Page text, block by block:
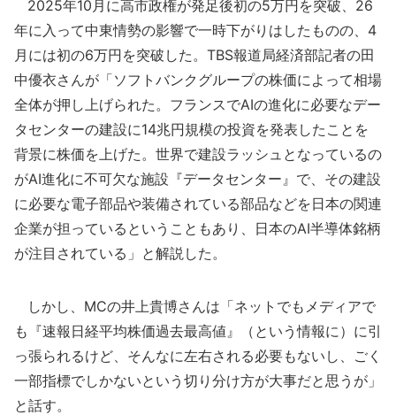
2025年10月に高市政権が発足後初の5万円を突破、26
年に入って中東情勢の影響で一時下がりはしたものの、4
月には初の6万円を突破した。TBS報道局経済部記者の田
中優衣さんが「ソフトバンクグループの株価によって相場
全体が押し上げられた。フランスでAIの進化に必要なデー
タセンターの建設に14兆円規模の投資を発表したことを
背景に株価を上げた。世界で建設ラッシュとなっているの
がAI進化に不可欠な施設『データセンター』で、その建設
に必要な電子部品や装備されている部品などを日本の関連
企業が担っているということもあり、日本のAI半導体銘柄
が注目されている」と解説した。
しかし、MCの井上貴博さんは「ネットでもメディアで
も『速報日経平均株価過去最高値』（という情報に）に引
っ張られるけど、そんなに左右される必要もないし、ごく
一部指標でしかないという切り分け方が大事だと思うが」
と話す。